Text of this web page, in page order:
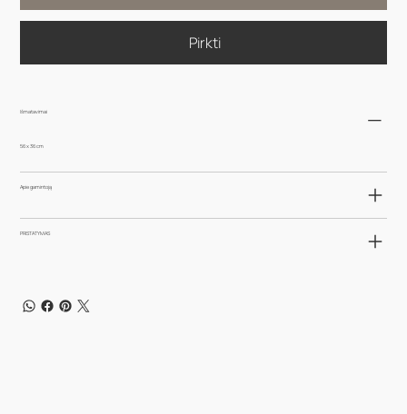
Pirkti
Išmatavimai
56 x 36 cm
Apie gamintoją
PRISTATYMAS